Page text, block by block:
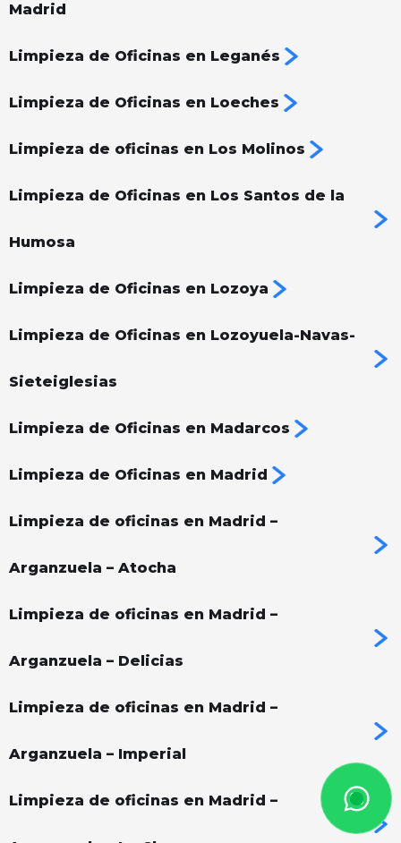
Madrid
Limpieza de Oficinas en Leganés
Limpieza de Oficinas en Loeches
Limpieza de oficinas en Los Molinos
Limpieza de Oficinas en Los Santos de la
Humosa
Limpieza de Oficinas en Lozoya
Limpieza de Oficinas en Lozoyuela-Navas-
Sieteiglesias
Limpieza de Oficinas en Madarcos
Limpieza de Oficinas en Madrid
Limpieza de oficinas en Madrid –
Arganzuela – Atocha
Limpieza de oficinas en Madrid –
Arganzuela – Delicias
Limpieza de oficinas en Madrid –
Arganzuela – Imperial
Limpieza de oficinas en Madrid –